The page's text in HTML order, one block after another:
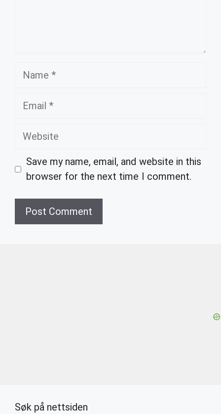
Name
Email
Website
Save my name, email, and website in this
browser for the next time I comment.
Søk på nettsiden